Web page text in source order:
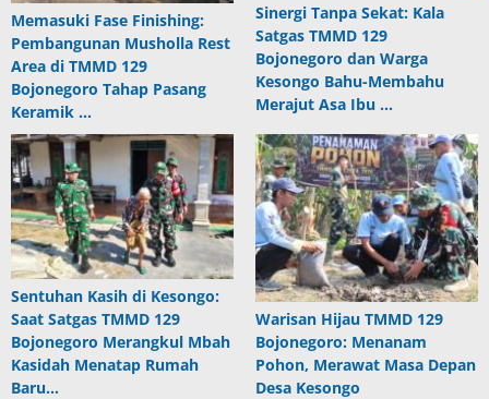
Memasuki Fase Finishing:
Pembangunan Musholla Rest
Area di TMMD 129
Bojonegoro Tahap Pasang
Keramik …
Sinergi Tanpa Sekat: Kala
Satgas TMMD 129
Bojonegoro dan Warga
Kesongo Bahu-Membahu
Merajut Asa Ibu …
Sentuhan Kasih di Kesongo:
Saat Satgas TMMD 129
Bojonegoro Merangkul Mbah
Kasidah Menatap Rumah
Baru…
Warisan Hijau TMMD 129
Bojonegoro: Menanam
Pohon, Merawat Masa Depan
Desa Kesongo